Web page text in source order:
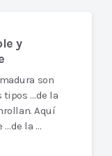
y
son
tipos …de la
Aquí
…de la …